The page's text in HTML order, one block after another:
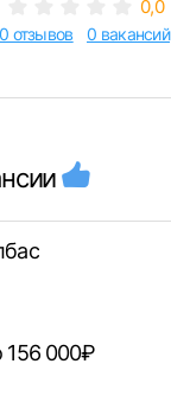
0,0
0 отзывов 0 вакансий
156 000₽